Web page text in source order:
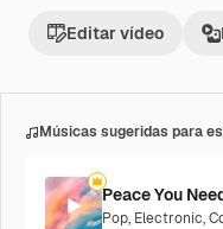
Editar vídeo
Músicas sugeridas para
Peace You
Pop, Electronic,